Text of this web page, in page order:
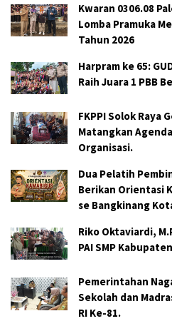
Kwaran 0306.08
Lomba Pramuka
Tahun 2026
Harpram ke 65:
Raih Juara 1 PBB
FKPPI Solok Raya
Matangkan
Organisasi.
Dua Pelatih
Berikan Orientasi
se Bangkinang
Riko Oktaviardi,
PAI SMP
Pemerintahan
Sekolah dan
RI Ke-81.